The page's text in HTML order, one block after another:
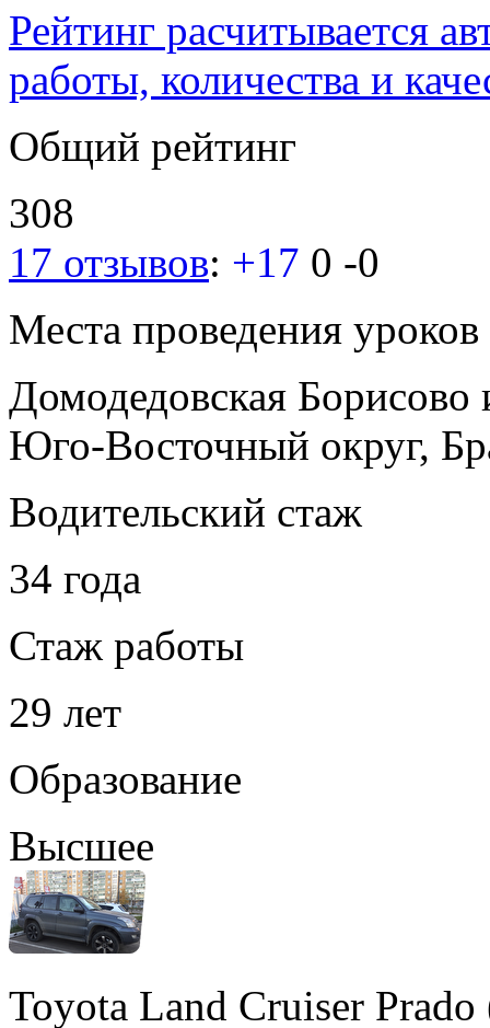
Рейтинг расчитывается
работы, количества и
Общий рейтинг
308
17 отзывов: +17 0 -0
Места проведения уроков
Домодедовская Борисово
Юго-Восточный округ,
Водительский стаж
34 года
Стаж работы
29 лет
Образование
Высшее
Toyota Land Cruiser